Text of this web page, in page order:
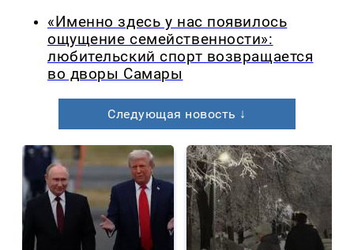
«Именно здесь у нас появилось
ощущение семейственности»:
любительский спорт возвращается
во дворы Самары
Следующая новость ↓